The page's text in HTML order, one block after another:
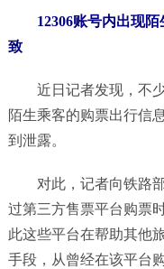
12306账号内出现陌
致
近日记者发现，不少
陌生乘客的购票出行信
到泄露。
对此，记者向铁路部
过第三方售票平台购票
此这些平台在帮助其他
手段，从曾经在该平台